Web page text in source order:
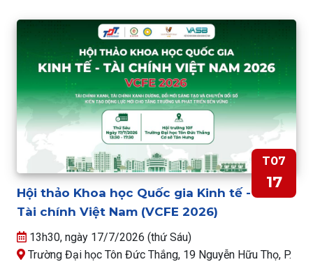
T07
17
Hội thảo Khoa học Quốc gia Kinh tế -
Tài chính Việt Nam (VCFE 2026)
13h30, ngày 17/7/2026 (thứ Sáu)
Trường Đại học Tôn Đức Thắng, 19 Nguyễn Hữu Thọ, P.